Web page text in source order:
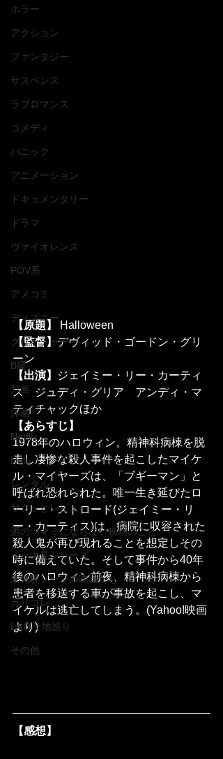
ホラー
アクション
ファンタジー
サスペンス
ラブロマンス
コメディ
パニック
アニメーション
ドキュメンタリー
ドラマ
ヴァイオレンス
POV系
アメコミ
ディズニー
クリーチャー
B級
邦画
洋画
Netflix
Hulu
レンタル
サクッとレビュー
酒のツマミにならない映画のこと
イッキ見シリーズ
未体験ゾーンの映画たち
カリコレ
LAロケ地巡り
その他
【原題】
Halloween
【監督】デヴィッド・ゴードン・グリ
ーン
【出演】
ジェイミー・リー・カーティ
ス　ジュディ・グリア　アンディ・マ
ティチャックほか
【あらすじ】
1978年のハロウィン。精神科病棟を脱
走し凄惨な殺人事件を起こしたマイケ
ル・マイヤーズは、「ブギーマン」と
呼ばれ恐れられた。唯一生き延びたロ
ーリー・ストロード(ジェイミー・リ
ー・カーティス)は、病院に収容された
殺人鬼が再び現れることを想定しその
時に備えていた。そして事件から40年
後のハロウィン前夜、精神科病棟から
患者を移送する車が事故を起こし、マ
イケルは逃亡してしまう。(Yahoo!映画
より)
【感想】